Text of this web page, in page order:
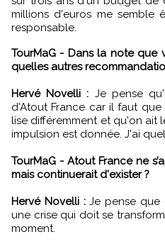
millions d'euros me semble
responsable.
TourMaG - Dans la note que vous préparez pour l’Élysée,
quelles autres
Hervé Novelli : Je pense
d'Atout France car il faut
lise différemment et qu'on ait
impulsion est donnée. J'ai
TourMaG - Atout France ne
mais continuerait d'exister ?
Hervé Novelli :Je pense que
une crise qui doit se
moment.